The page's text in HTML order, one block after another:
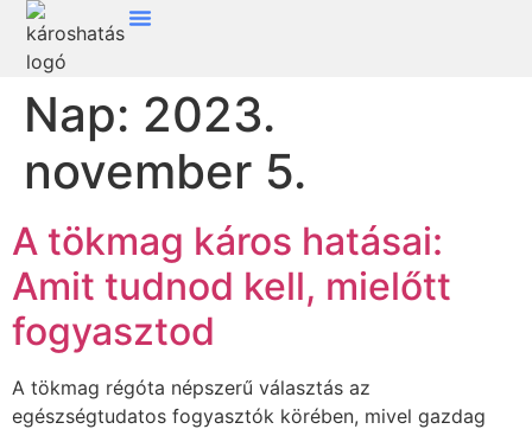
Nap: 2023.
november 5.
A tökmag káros hatásai:
Amit tudnod kell, mielőtt
fogyasztod
A tökmag régóta népszerű választás az
egészségtudatos fogyasztók körében, mivel gazdag